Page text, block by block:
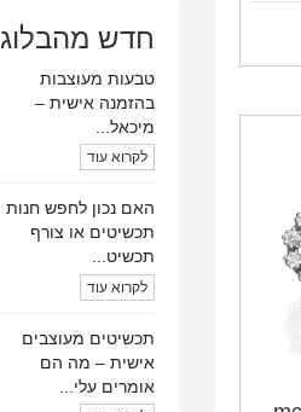
חדש מהבלוג
טבעות מעוצבות
בהזמנה אישית –
מיכאל...
לקרוא עוד
האם נכון לחפש חנות
תכשיטים או צורף
תכשיט...
לקרוא עוד
תכשיטים מעוצבים
אישית – מה הם
אומרים עלי...